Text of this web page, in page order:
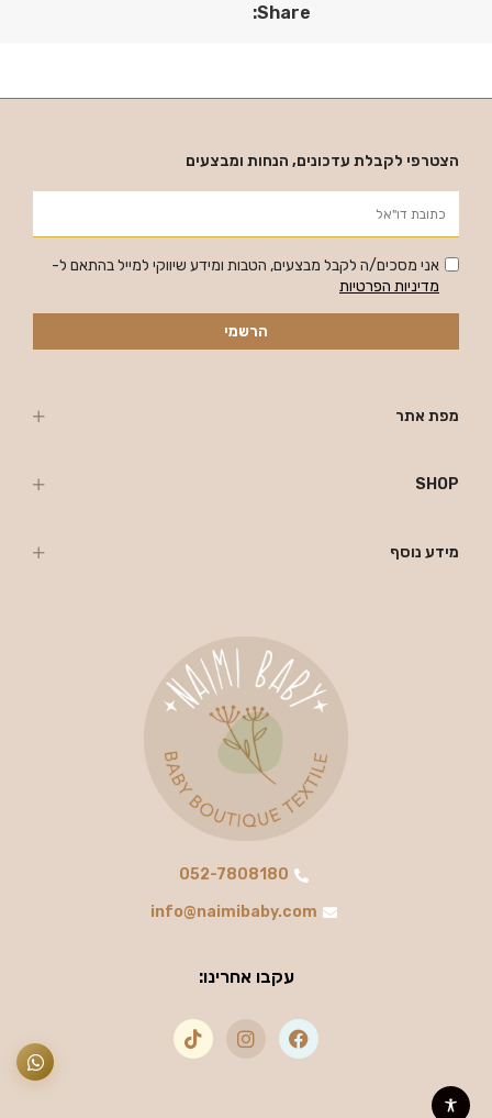
Share:
052-7808180
info@naimibaby.com
עקבו אחרינו:
מפת אתר
SHOP
מידע נוסף
הצטרפי לקבלת עדכונים, הנחות ומבצעים
אני מסכים/ה לקבל מבצעים, הטבות ומידע שיווקי למייל בהתאם ל-
מדיניות הפרטיות
הרשמי